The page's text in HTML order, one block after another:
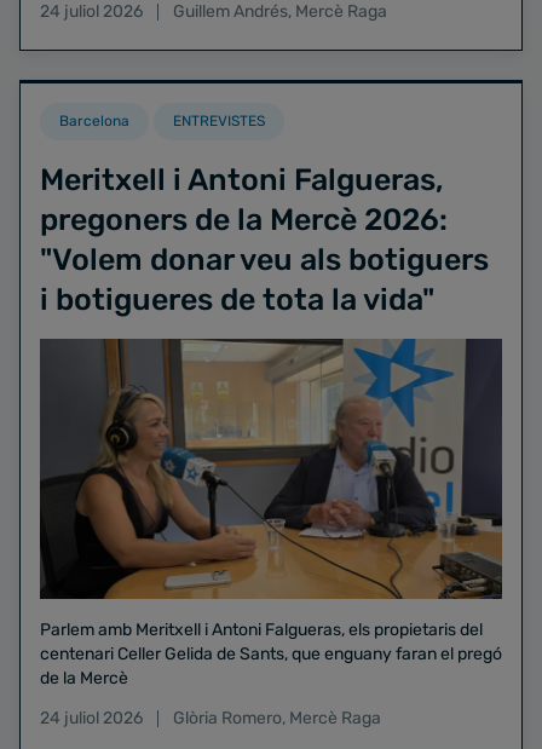
24 juliol 2026
Guillem Andrés, Mercè Raga
Barcelona ENTREVISTES
Meritxell i Antoni Falgueras,
pregoners de la Mercè 2026:
"Volem donar veu als botiguers
i botigueres de tota la vida"
Parlem amb Meritxell i Antoni Falgueras, els propietaris del
centenari Celler Gelida de Sants, que enguany faran el pregó
de la Mercè
24 juliol 2026
Glòria Romero, Mercè Raga